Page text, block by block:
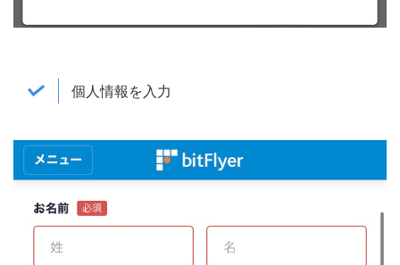
個人情報を入力